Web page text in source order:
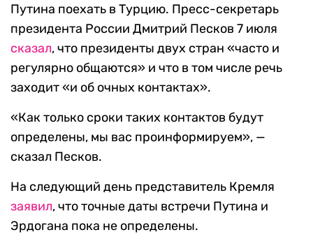
Путина поехать в Турцию. Пресс-секретарь
президента России Дмитрий Песков 7 июля
сказал, что президенты двух стран «часто и
регулярно общаются» и что в том числе речь
заходит «и об очных контактах».
«Как только сроки таких контактов будут
определены, мы вас проинформируем», —
сказал Песков.
На следующий день представитель Кремля
заявил, что точные даты встречи Путина и
Эрдогана пока не определены.